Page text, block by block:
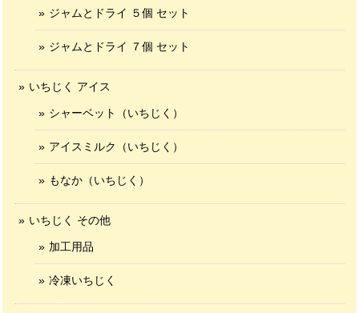
ジャムとドライ ５個 セット
ジャムとドライ ７個 セット
いちじく アイス
シャーベット（いちじく）
アイスミルク（いちじく）
もなか（いちじく）
いちじく その他
加工用品
冷凍いちじく